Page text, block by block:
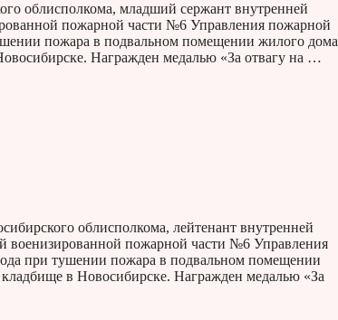
облисполкома, младший сержант внутренней
пожарной части №6 Управления пожарной
пожара в подвальном помещении жилого дома
Награжден медалью «За отвагу на …
облисполкома, лейтенант внутренней
военизированной пожарной части №6 Управления
при тушении пожара в подвальном помещении
в Новосибирске. Награжден медалью «За